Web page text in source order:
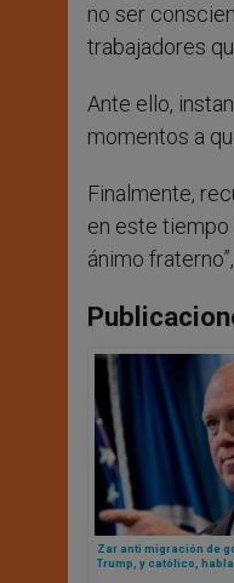
no ser
trabajadores
Ante ello,
momentos a
Finalmente,
en este
ánimo
Zar anti migración de
Trump, y católico,